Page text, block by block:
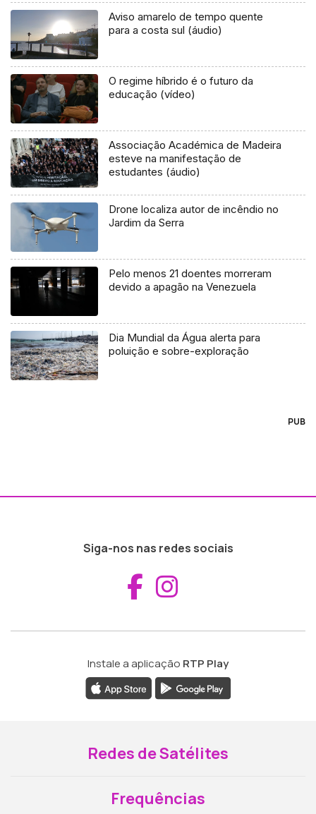
Aviso amarelo de tempo quente
para a costa sul (áudio)
O regime híbrido é o futuro da
educação (vídeo)
Associação Académica de Madeira
esteve na manifestação de
estudantes (áudio)
Drone localiza autor de incêndio no
Jardim da Serra
Pelo menos 21 doentes morreram
devido a apagão na Venezuela
Dia Mundial da Água alerta para
poluição e sobre-exploração
PUB
Siga-nos nas redes sociais
Aceder ao
Instale a aplicação RTP Play
Redes de Satélites
Frequências